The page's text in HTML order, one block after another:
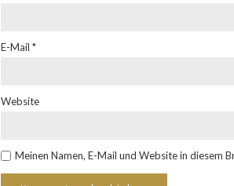
E-Mail *
Website
Meinen Namen, E-Mail und Website in diesem